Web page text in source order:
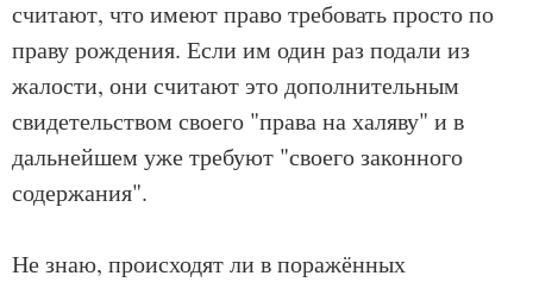
считают, что имеют право требовать просто по
праву рождения. Если им один раз подали из
жалости, они считают это дополнительным
свидетельством своего "права на халяву" и в
дальнейшем уже требуют "своего законного
содержания".
Не знаю, происходят ли в поражённых